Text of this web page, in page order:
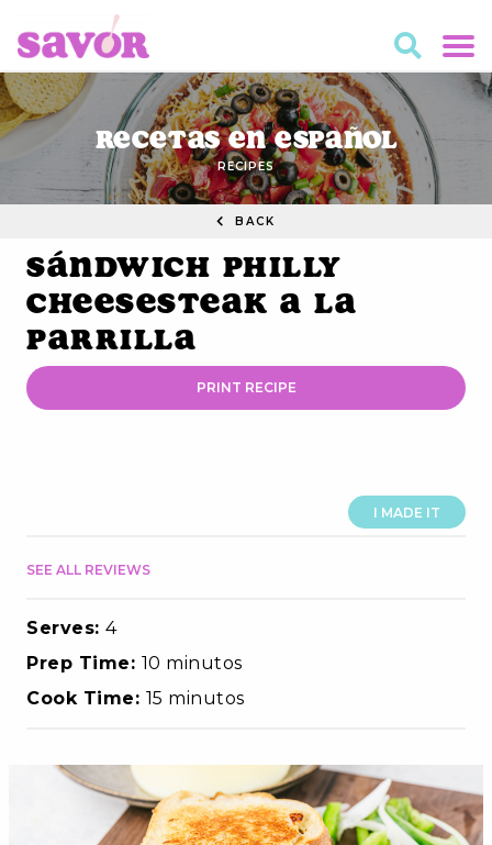
Recetas en Español
RECIPES
BACK
Sándwich Philly
Cheesesteak a la
Parrilla
PRINT RECIPE
I MADE IT
SEE ALL REVIEWS
Serves: 4
Prep Time: 10 minutos
Cook Time: 15 minutos